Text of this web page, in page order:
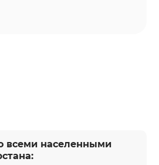
всеми населенными